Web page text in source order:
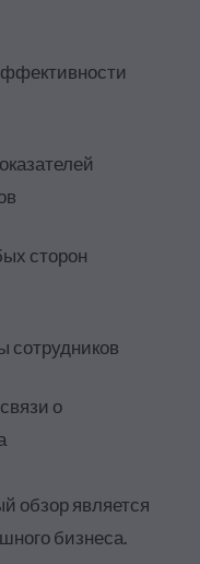
сторон
сотрудников
о
обзор является
бизнеса.